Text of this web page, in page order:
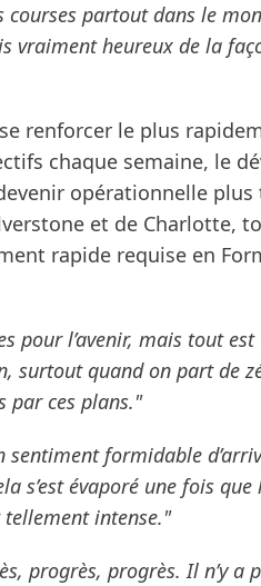
partout dans le
vraiment heureux de la
renforcer le plus
chaque semaine, le
opérationnelle
et de Charlotte,
rapide requise en
pour l’avenir, mais tout est
surtout quand on part de
par ces plans."
formidable
s’est évaporé une fois que
intense."
progrès, progrès. Il n’y a